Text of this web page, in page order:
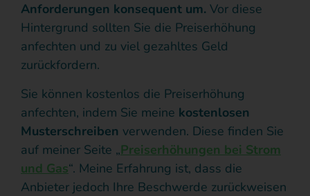
Anforderungen konsequent um. Vor diese
Hintergrund sollten Sie die Preiserhöhung
anfechten und zu viel gezahltes Geld
zurückfordern.
Sie können kostenlos die Preiserhöhung
anfechten, indem Sie meine kostenlosen
Musterschreiben verwenden. Diese finden Sie
auf meiner Seite „Preiserhöhungen bei Strom
und Gas“. Meine Erfahrung ist, dass die
Anbieter jedoch Ihre Beschwerde zurückweisen